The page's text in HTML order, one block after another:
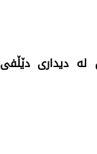
له‌ دیداری‌ دێڵفی‌